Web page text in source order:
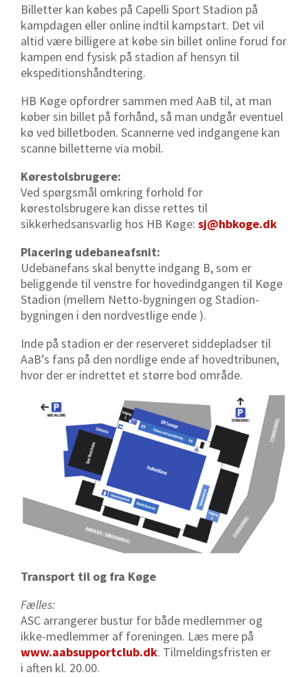
Billetter kan købes på Capelli Sport Stadion på
kampdagen eller online indtil kampstart. Det vil
altid være billigere at købe sin billet online forud for
kampen end fysisk på stadion af hensyn til
ekspeditionshåndtering.
HB Køge opfordrer sammen med AaB til, at man
køber sin billet på forhånd, så man undgår eventuel
kø ved billetboden. Scannerne ved indgangene kan
scanne billetterne via mobil.
Kørestolsbrugere:
Ved spørgsmål omkring forhold for
kørestolsbrugere kan disse rettes til
sikkerhedsansvarlig hos HB Køge: sj@hbkoge.dk
Placering udebaneafsnit:
Udebanefans skal benytte indgang B, som er
beliggende til venstre for hovedindgangen til Køge
Stadion (mellem Netto-bygningen og Stadion-
bygningen i den nordvestlige ende ).
Inde på stadion er der reserveret siddepladser til
AaB’s fans på den nordlige ende af hovedtribunen,
hvor der er indrettet et større bod område.
Transport til og fra Køge
Fælles:
ASC arrangerer bustur for både medlemmer og
ikke-medlemmer af foreningen. Læs mere på
www.aabsupportclub.dk. Tilmeldingsfristen er
i aften kl. 20.00.